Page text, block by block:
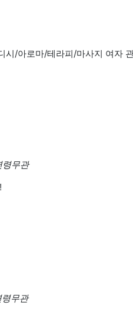
시/아로마/테라피/마사지 여자
무관
무관